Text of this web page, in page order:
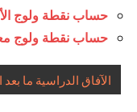
حساب نقطة ولوج
حساب نقطة ولوج
الآفاق الدراسية ما بعد